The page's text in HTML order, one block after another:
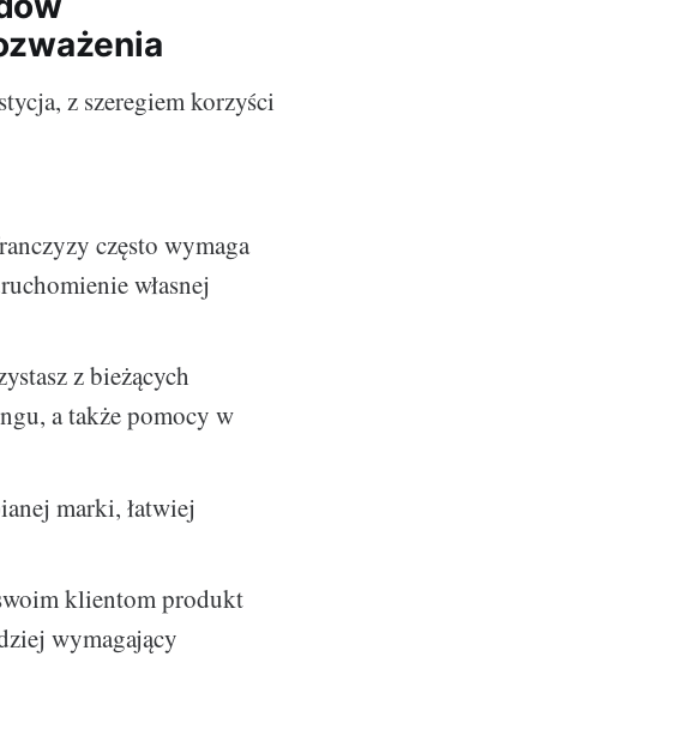
z szeregiem korzyści
często wymaga
własnej
z bieżących
a także pomocy w
marki, łatwiej
klientom produkt
wymagający